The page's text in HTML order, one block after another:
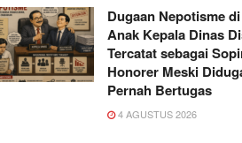
Dugaan Nepotisme
Anak Kepala Dinas
Tercatat sebagai
Honorer Meski
Pernah Bertugas
4 AGUSTUS 2026